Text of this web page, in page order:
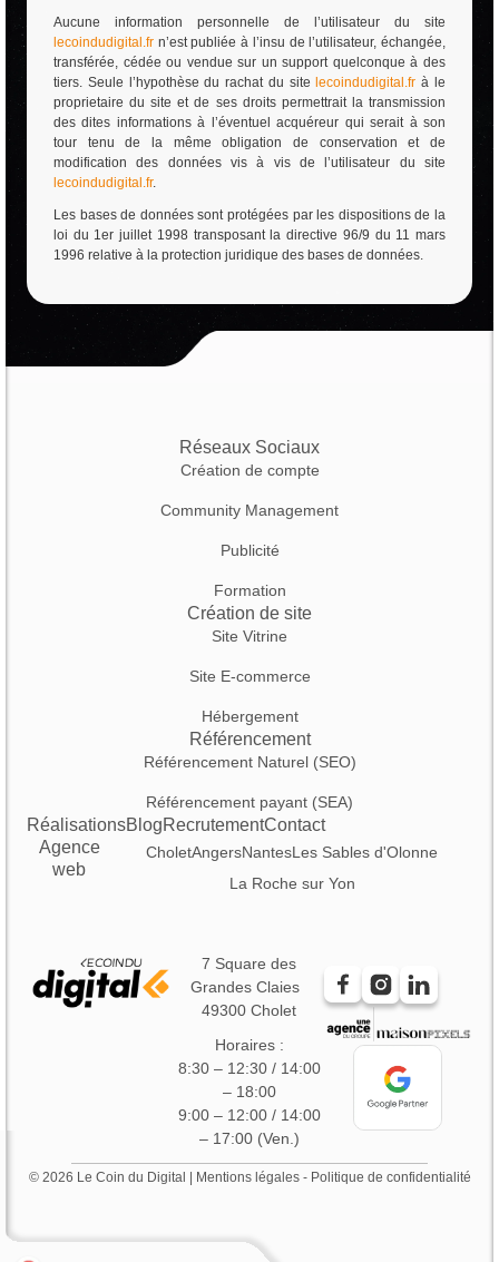
Aucune information personnelle de l’utilisateur du site
lecoindudigital.fr n’est publiée à l’insu de l’utilisateur, échangée,
transférée, cédée ou vendue sur un support quelconque à des
tiers. Seule l’hypothèse du rachat du site lecoindudigital.fr à le
proprietaire du site et de ses droits permettrait la transmission
des dites informations à l’éventuel acquéreur qui serait à son
tour tenu de la même obligation de conservation et de
modification des données vis à vis de l’utilisateur du site
lecoindudigital.fr.
Les bases de données sont protégées par les dispositions de la
loi du 1er juillet 1998 transposant la directive 96/9 du 11 mars
1996 relative à la protection juridique des bases de données.
7 Square des
Grandes Claies
49300 Cholet
Horaires :
8:30 – 12:30 / 14:00
– 18:00
9:00 – 12:00 / 14:00
– 17:00 (Ven.)
Réseaux Sociaux
Création de compte
Community Management
Publicité
Formation
Création de site
Site Vitrine
Site E-commerce
Hébergement
Référencement
Référencement Naturel (SEO)
Référencement payant (SEA)
RéalisationsBlogRecrutementContact
Agence
web
CholetAngersNantesLes Sables d'Olonne
La Roche sur Yon
© 2026 Le Coin du Digital | Mentions légales- Politique de confidentialité